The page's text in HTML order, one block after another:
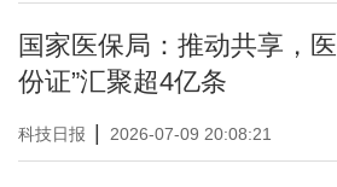
国家医保局：推动共享，
份证”汇聚超4亿条
科技日报 2026-07-09 20:08:21